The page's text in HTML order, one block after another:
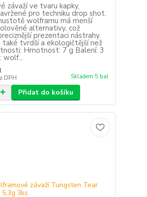
závaží ve tvaru kapky,
pro techniku drop shot.
wolframu má menší
alternativy, což
prezentaci nástrahy.
tvrdší a ekologičtější než
Hmotnost: 7 g Balení: 3
wolf...
DPH Skladem 5 bal
Přidat do košíku